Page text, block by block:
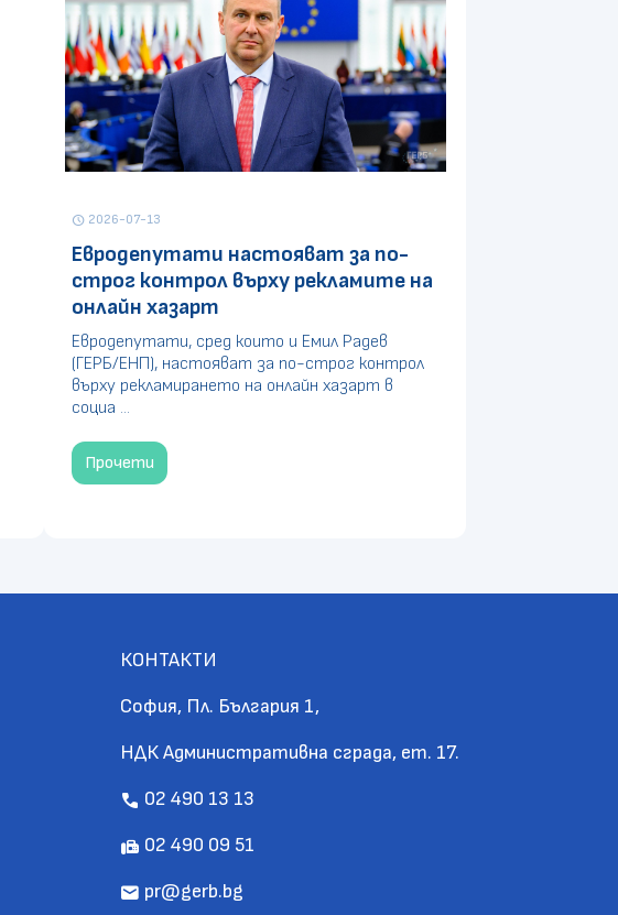
schedule 2026-07-13
Евродепутати настояват за по-
строг контрол върху рекламите на
онлайн хазарт
Евродепутати, сред които и Емил Радев
(ГЕРБ/ЕНП), настояват за по-строг контрол
върху рекламирането на онлайн хазарт в
социа ...
Прочети
КОНТАКТИ
София, Пл. България 1,
НДК Административна сграда, ет. 17.
call 02 490 13 13
fax 02 490 09 51
mail pr@gerb.bg